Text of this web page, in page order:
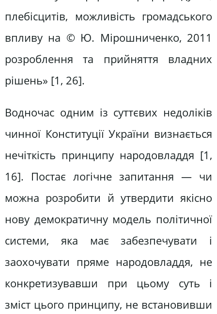
плебісцитів, можливість громадського
впливу на © Ю. Мірошниченко, 2011
розроблення та прийняття владних
рішень» [1, 26].
Водночас одним із суттєвих недоліків
чинної Конституції України визнається
нечіткість принципу народовладдя [1,
16]. Постає логічне запитання — чи
можна розробити й утвердити якісно
нову демократичну модель політичної
системи, яка має забезпечувати і
заохочувати пряме народовладдя, не
конкретизувавши при цьому суть і
зміст цього принципу, не встановивши